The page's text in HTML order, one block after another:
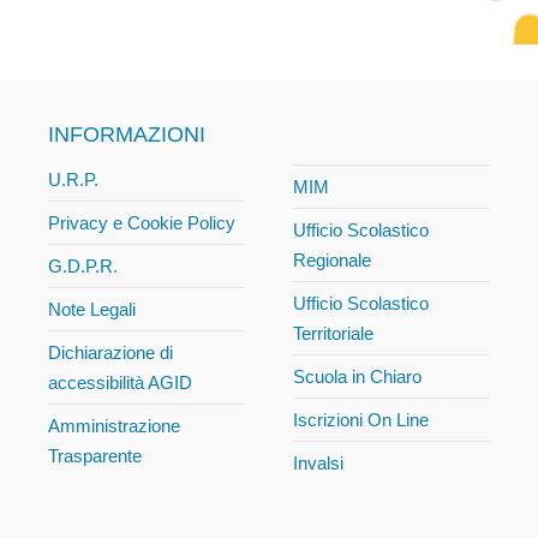
INFORMAZIONI
U.R.P.
Privacy e Cookie Policy
G.D.P.R.
Note Legali
Dichiarazione di
accessibilità AGID
Amministrazione
Trasparente
MIM
Ufficio Scolastico
Regionale
Ufficio Scolastico
Territoriale
Scuola in Chiaro
Iscrizioni On Line
Invalsi